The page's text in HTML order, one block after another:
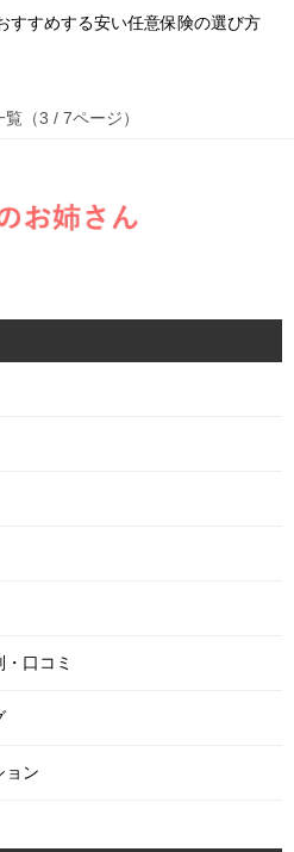
すすめする安い任意保険の選び方
（3 / 7ページ）
口コミ
ョン